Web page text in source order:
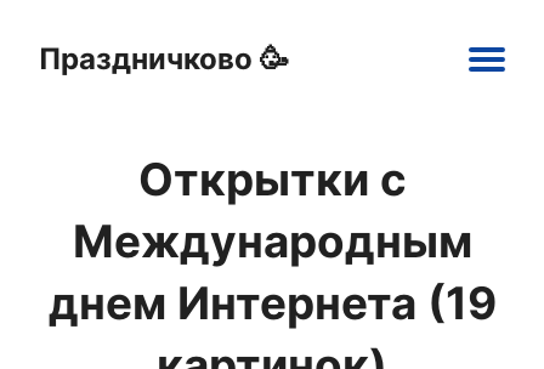
Праздничково 🥳
navigation
Открытки
Картинки
Шаблоны
Праздники
Открытки с
Международным
днем Интернета (19